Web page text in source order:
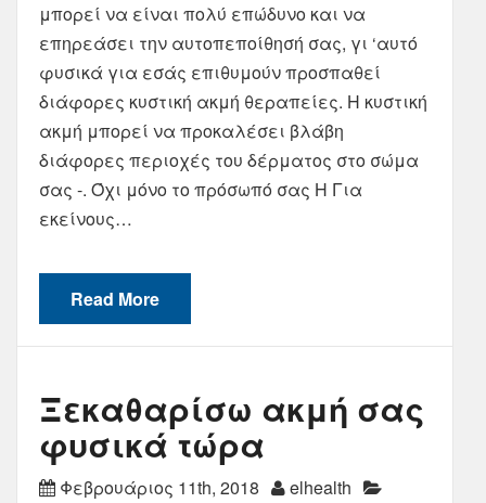
μπορεί να είναι πολύ επώδυνο και να
επηρεάσει την αυτοπεποίθησή σας, γι ‘αυτό
φυσικά για εσάς επιθυμούν προσπαθεί
διάφορες κυστική ακμή θεραπείες. Η κυστική
ακμή μπορεί να προκαλέσει βλάβη
διάφορες περιοχές του δέρματος στο σώμα
σας -. Όχι μόνο το πρόσωπό σας Η Για
εκείνους…
Read More
Ξεκαθαρίσω ακμή σας
φυσικά τώρα
Φεβρουάριος 11th, 2018
elhealth